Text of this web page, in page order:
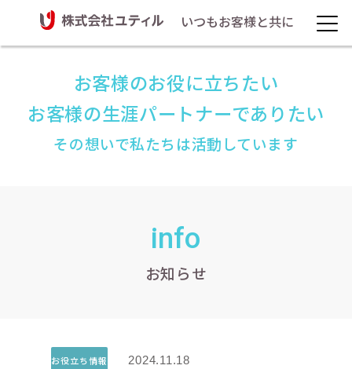
いつもお客様と共に
お客様のお役に立ちたい
お客様の生涯パートナーでありたい
その想いで私たちは活動しています
info
お知らせ
お役立ち情報 2024.11.18